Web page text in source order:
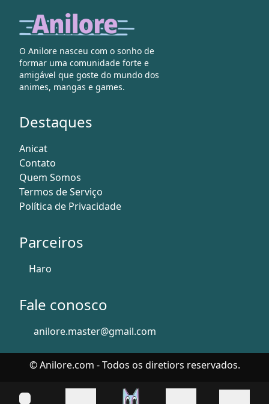
O Anilore nasceu com o sonho de
formar uma comunidade forte e
amigável que goste do mundo dos
animes, mangas e games.
Destaques
Anicat
Contato
Quem Somos
Termos de Serviço
Política de Privacidade
Parceiros
Haro
Fale conosco
anilore.master@gmail.com
© Anilore.com - Todos os diretiors reservados.